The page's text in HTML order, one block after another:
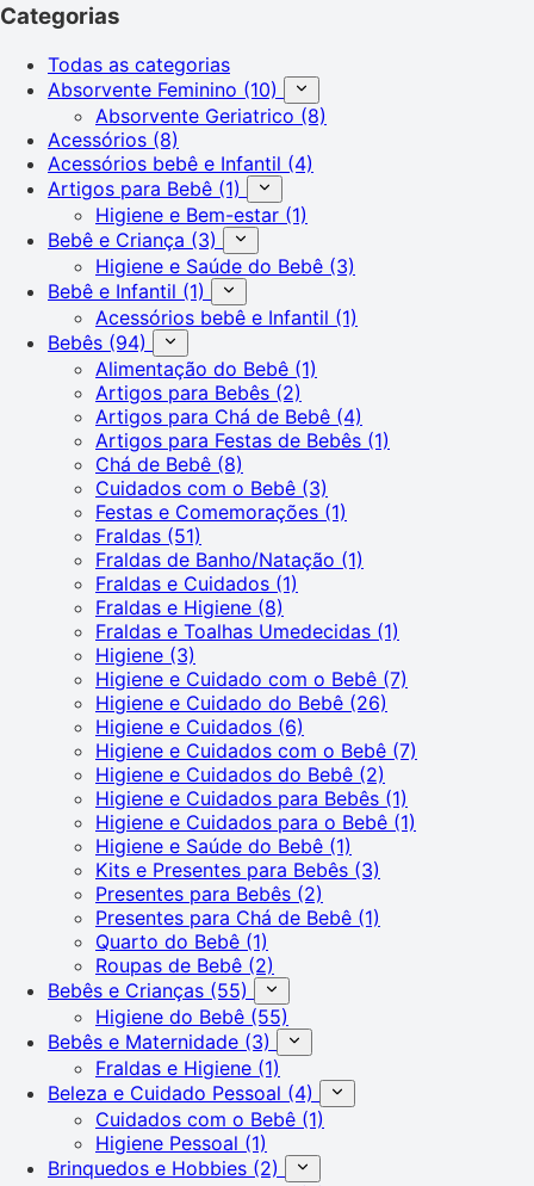
Categorias
Todas as categorias
Absorvente Feminino (10)
Absorvente Geriatrico (8)
Acessórios (8)
Acessórios bebê e Infantil (4)
Artigos para Bebê (1)
Higiene e Bem-estar (1)
Bebê e Criança (3)
Higiene e Saúde do Bebê (3)
Bebê e Infantil (1)
Acessórios bebê e Infantil (1)
Bebês (94)
Alimentação do Bebê (1)
Artigos para Bebês (2)
Artigos para Chá de Bebê (4)
Artigos para Festas de Bebês (1)
Chá de Bebê (8)
Cuidados com o Bebê (3)
Festas e Comemorações (1)
Fraldas (51)
Fraldas de Banho/Natação (1)
Fraldas e Cuidados (1)
Fraldas e Higiene (8)
Fraldas e Toalhas Umedecidas (1)
Higiene (3)
Higiene e Cuidado com o Bebê (7)
Higiene e Cuidado do Bebê (26)
Higiene e Cuidados (6)
Higiene e Cuidados com o Bebê (7)
Higiene e Cuidados do Bebê (2)
Higiene e Cuidados para Bebês (1)
Higiene e Cuidados para o Bebê (1)
Higiene e Saúde do Bebê (1)
Kits e Presentes para Bebês (3)
Presentes para Bebês (2)
Presentes para Chá de Bebê (1)
Quarto do Bebê (1)
Roupas de Bebê (2)
Bebês e Crianças (55)
Higiene do Bebê (55)
Bebês e Maternidade (3)
Fraldas e Higiene (1)
Beleza e Cuidado Pessoal (4)
Cuidados com o Bebê (1)
Higiene Pessoal (1)
Brinquedos e Hobbies (2)